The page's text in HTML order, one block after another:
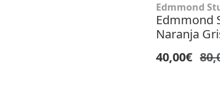
Edmmond
Edmmond
Naranja
40,00€